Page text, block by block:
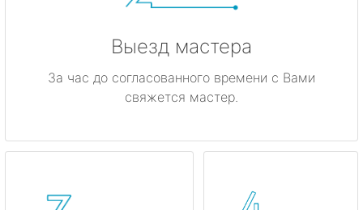
Выезд мастера
За час до согласованного времени с Вами
свяжется мастер.